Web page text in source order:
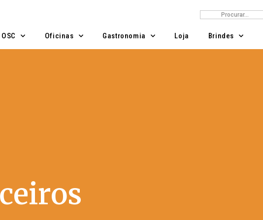
Pesquisar
Oficinas Gastronomia Loja Brindes